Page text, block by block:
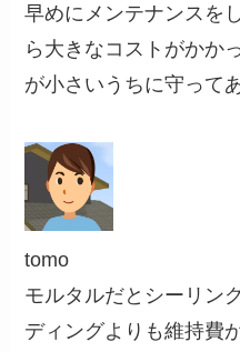
早めにメンテナンスを
ら大きなコストがかか
が小さいうちに守って
tomo
モルタルだとシーリン
ディングよりも維持費